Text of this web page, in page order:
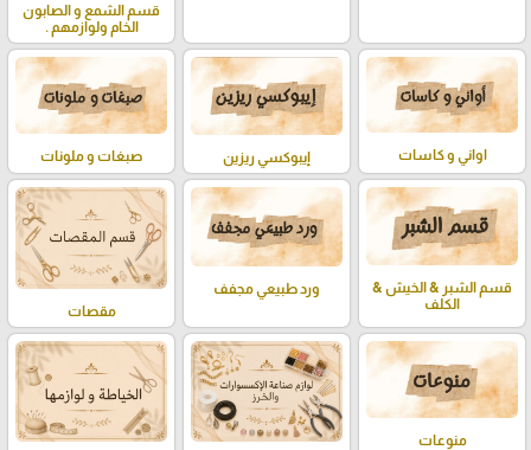
قسم الشمع و الصابون
الخام ولوازمهم .
اواني و كاسات إيبوكسي ريزين صبغات و ملونات
قسم الشبر & الخيش &
الكلف
ورد طبيعي مجفف
مقصات
منوعات